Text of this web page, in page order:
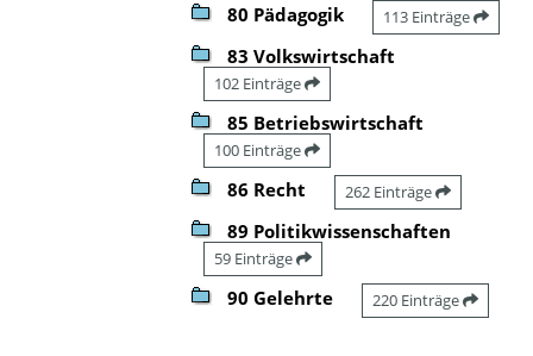
80 Pädagogik 113 Einträge
83 Volkswirtschaft
102 Einträge
85 Betriebswirtschaft
100 Einträge
86 Recht 262 Einträge
89 Politikwissenschaften
59 Einträge
90 Gelehrte 220 Einträge